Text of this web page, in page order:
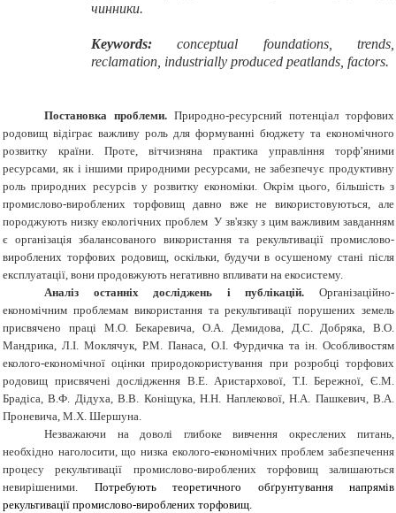
чинники.
Keywords: conceptual foundations, trends,
reclamation, industrially produced peatlands, factors.
Постановка проблеми. Природно-ресурсний потенціал торфових
родовищ відіграє важливу роль для формуванні бюджету та економічного
розвитку країни. Проте, вітчизняна практика управління торф’яними
ресурсами, як і іншими природними ресурсами, не забезпечує продуктивну
роль природних ресурсів у розвитку економіки. Окрім цього, більшість з
промислово-вироблених торфовищ давно вже не використовуються, але
породжують низку екологічних проблем У зв'язку з цим важливим завданням
є організація збалансованого використання та рекультивації промислово-
вироблених торфових родовищ, оскільки, будучи в осушеному стані після
експлуатації, вони продовжують негативно впливати на екосистему.
Аналіз останніх досліджень і публікацій. Організаційно-
економічним проблемам використання та рекультивації порушених земель
присвячено праці М.О. Бекаревича, О.А. Демидова, Д.С. Добряка, В.О.
Мандрика, Л.І. Моклячук, Р.М. Панаса, О.І. Фурдичка та ін. Особливостям
еколого-економічної оцінки природокористування при розробці торфових
родовищ присвячені дослідження В.Е. Аристархової, Т.І. Бережної, Є.М.
Брадіса, В.Ф. Дідуха, В.В. Коніщука, Н.Н. Наплекової, Н.А. Пашкевич, В.А.
Проневича, М.Х. Шершуна.
Незважаючи на доволі глибоке вивчення окреслених питань,
необхідно наголосити, що низка еколого-економічних проблем забезпечення
процесу рекультивації промислово-вироблених торфовищ залишаються
невирішеними. Потребують теоретичного обґрунтування напрямів
рекультивації промислово-вироблених торфовищ.